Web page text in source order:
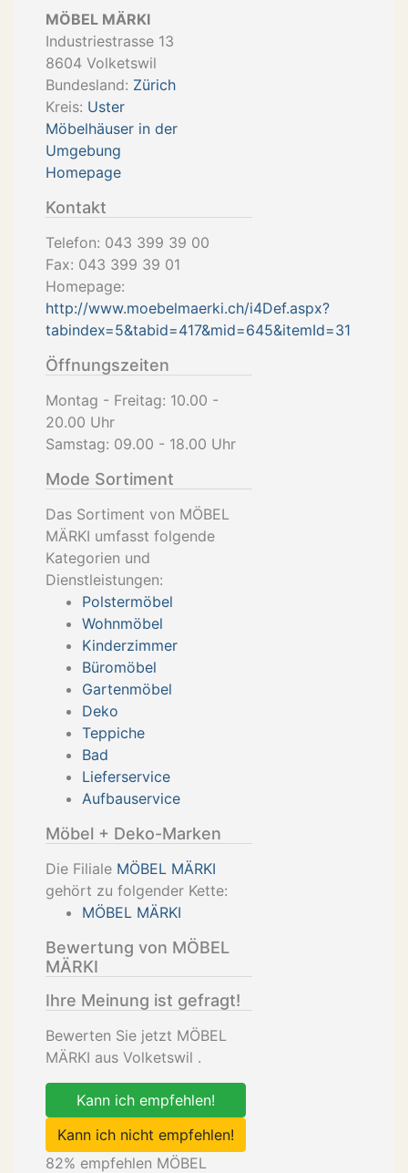
MÖBEL MÄRKI
Industriestrasse 13
8604 Volketswil
Bundesland: Zürich
Kreis: Uster
Möbelhäuser in der
Umgebung
Homepage
Kontakt
Telefon: 043 399 39 00
Fax: 043 399 39 01
Homepage:
http://www.moebelmaerki.ch/i4Def.aspx?
tabindex=5&tabid=417&mid=645&itemId=31
Öffnungszeiten
Montag - Freitag: 10.00 -
20.00 Uhr
Samstag: 09.00 - 18.00 Uhr
Mode Sortiment
Das Sortiment von MÖBEL
MÄRKI umfasst folgende
Kategorien und
Dienstleistungen:
Polstermöbel
Wohnmöbel
Kinderzimmer
Büromöbel
Gartenmöbel
Deko
Teppiche
Bad
Lieferservice
Aufbauservice
Möbel + Deko-Marken
Die Filiale MÖBEL MÄRKI
gehört zu folgender Kette:
MÖBEL MÄRKI
Bewertung von MÖBEL
MÄRKI
Ihre Meinung ist gefragt!
Bewerten Sie jetzt MÖBEL
MÄRKI aus Volketswil .
Kann ich empfehlen!
Kann ich nicht empfehlen!
82% empfehlen MÖBEL